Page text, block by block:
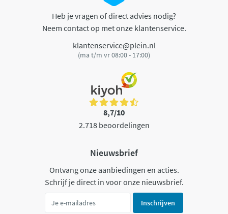
Heb je vragen of direct advies nodig?
Neem contact op met onze klantenservice.
klantenservice@plein.nl
(ma t/m vr 08:00 - 17:00)
8,7/10
2.718 beoordelingen
Nieuwsbrief
Ontvang onze aanbiedingen en acties.
Schrijf je direct in voor onze nieuwsbrief.
Inschrijven